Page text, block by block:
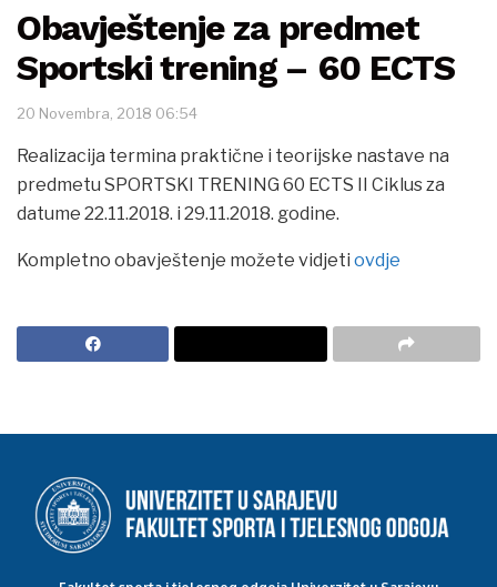
Obavještenje za predmet
Sportski trening – 60 ECTS
20 Novembra, 2018 06:54
Realizacija termina praktične i teorijske nastave na
predmetu SPORTSKI TRENING 60 ECTS II Ciklus za
datume 22.11.2018. i 29.11.2018. godine.
Kompletno obavještenje možete vidjeti ovdje